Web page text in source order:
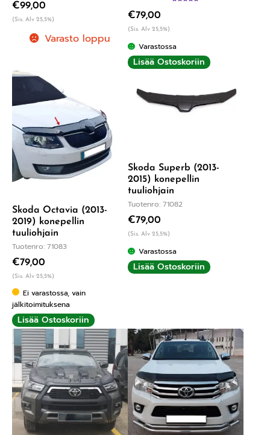
€99,00
(Sis. Alv 25,5%)
Varasto loppu
€79,00
(Sis. Alv 25,5%)
Varastossa
Lisää Ostoskoriin
Skoda Octavia (2013-
2019) konepellin
tuuliohjain
Tuotenro: 71083
€79,00
(Sis. Alv 25,5%)
Ei varastossa, vain
jälkitoimituksena
Lisää Ostoskoriin
Skoda Superb (2013-
2015) konepellin
tuuliohjain
Tuotenro: 71082
€79,00
(Sis. Alv 25,5%)
Varastossa
Lisää Ostoskoriin